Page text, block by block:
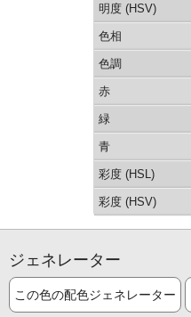
明度 (HSV)
色相
色調
赤
緑
青
彩度 (HSL)
彩度 (HSV)
ジェネレーター
この色の配色ジェネレーター